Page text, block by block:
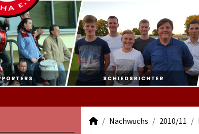
Nachwuchs 2010/11